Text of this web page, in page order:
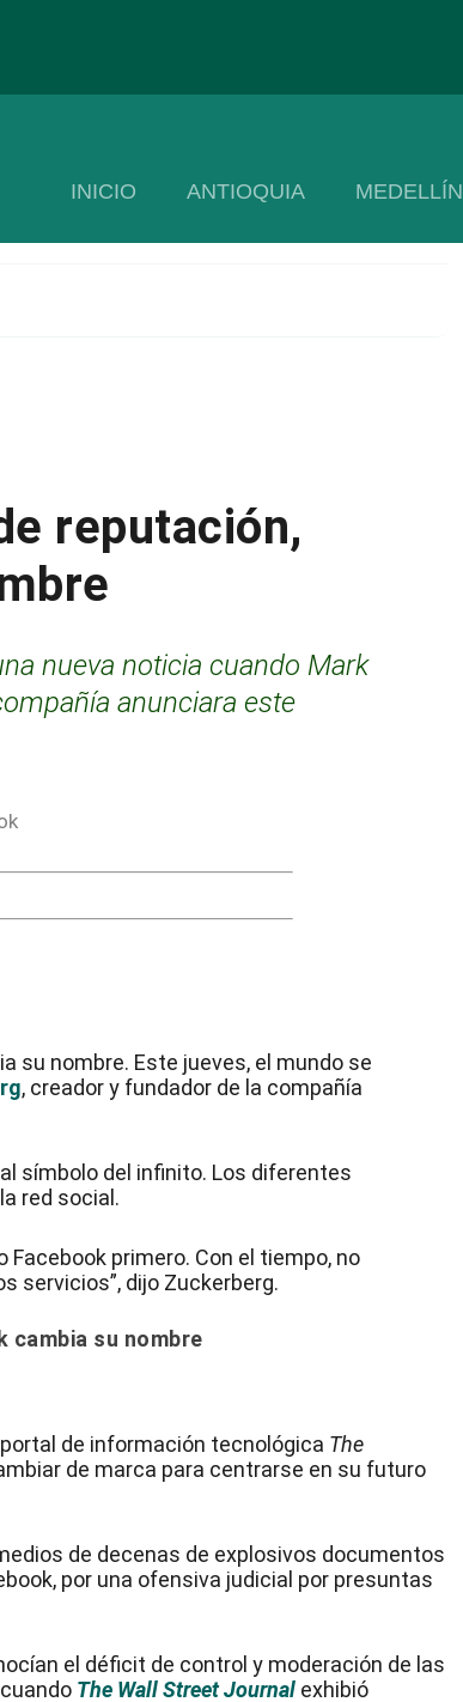
INICIO ANTIOQUIA MEDELLÍN
reputación,
nueva noticia cuando Mark
anunciara este
su nombre. Este jueves, el mundo se
, creador y fundador de la compañía
símbolo del infinito. Los diferentes
red social.
Facebook primero. Con el tiempo, no
servicios”, dijo Zuckerberg.
cambia su nombre
de información tecnológica The
de marca para centrarse en su futuro
de decenas de explosivos documentos
por una ofensiva judicial por presuntas
el déficit de control y moderación de las
The Wall Street Journal exhibió